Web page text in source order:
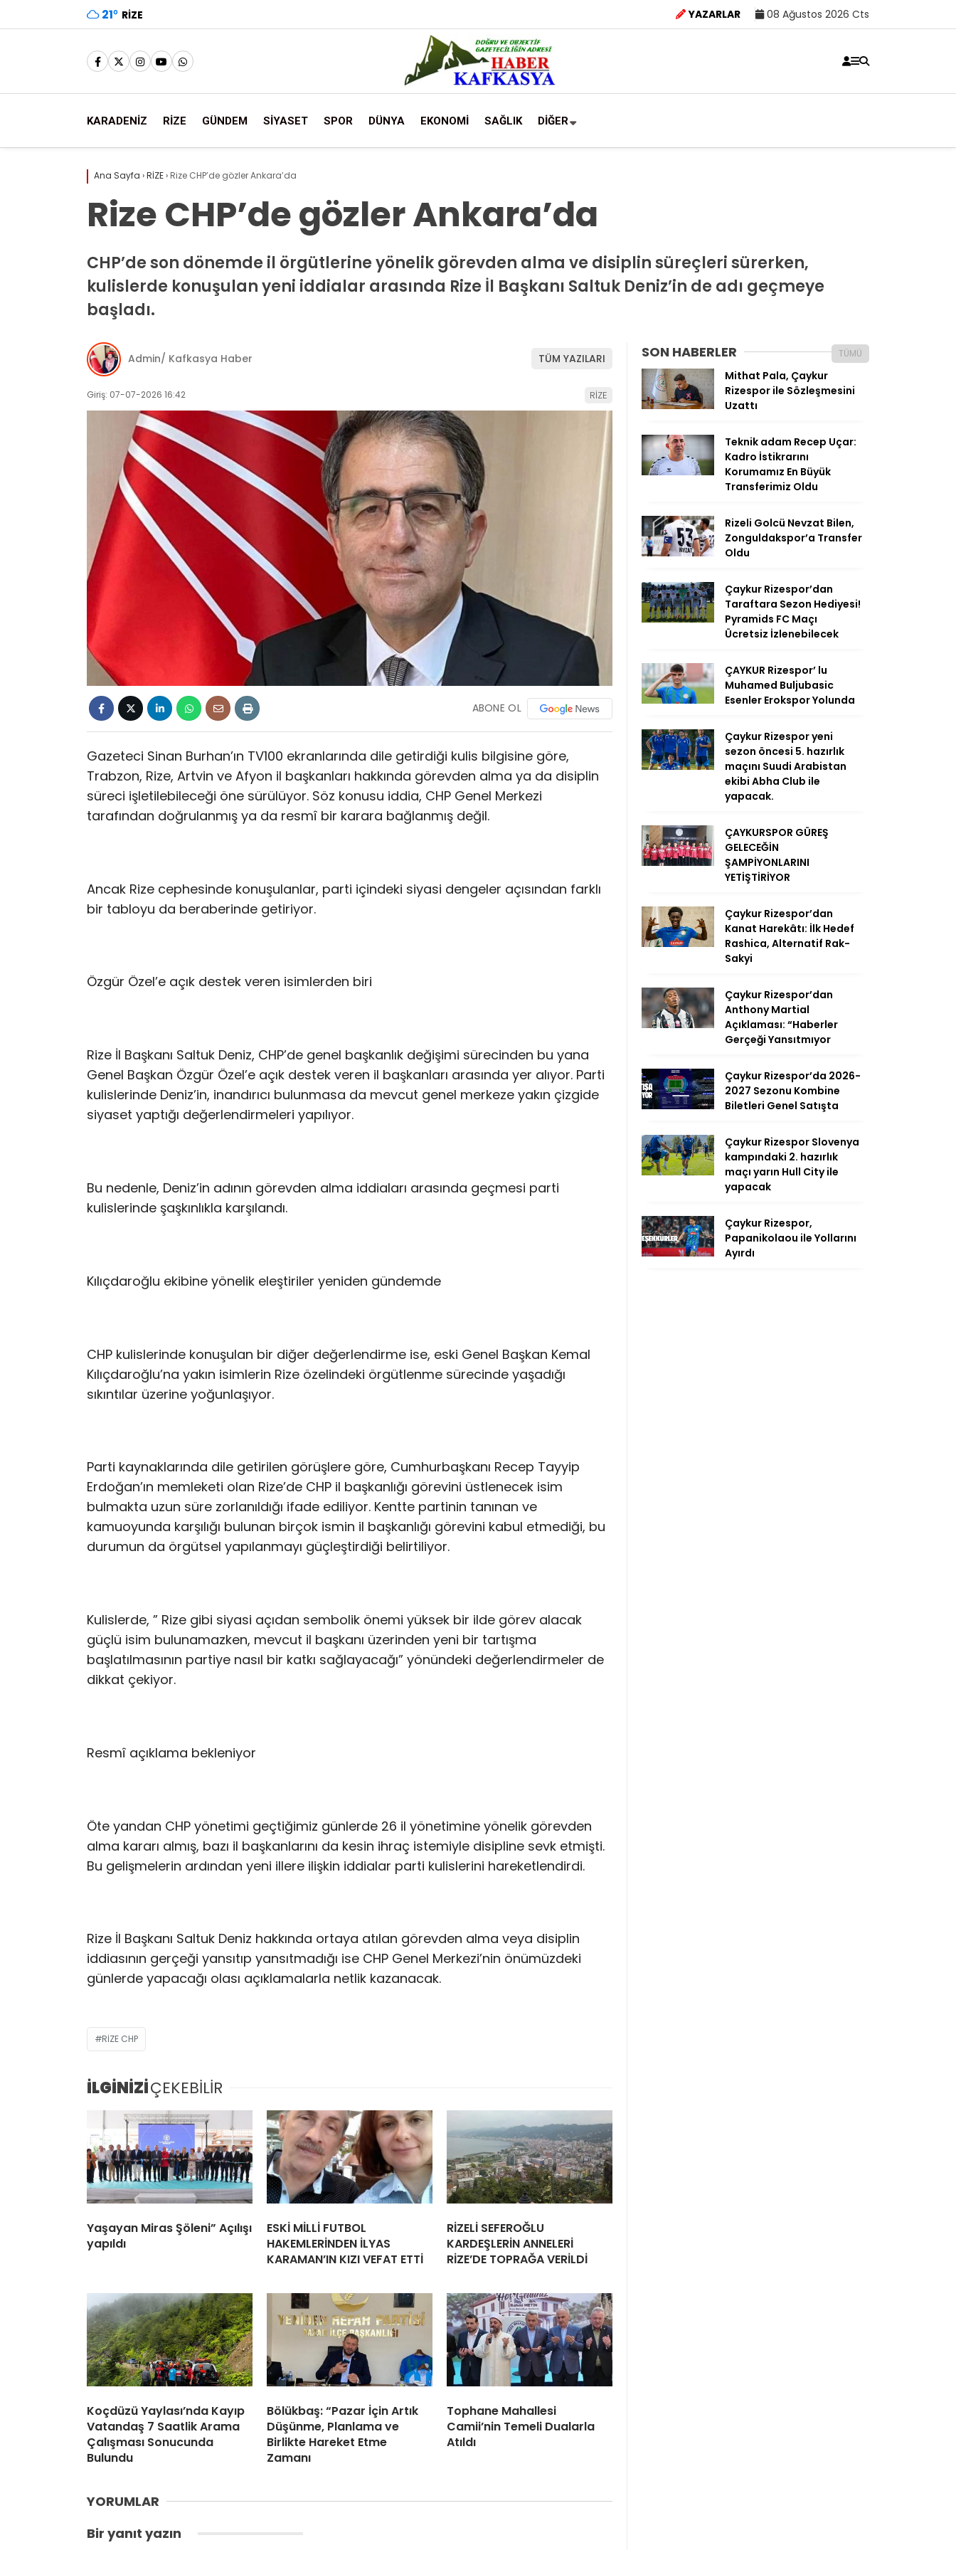
21° RIZE YAZARLAR 08 Ağustos 2026 Cts
KARADENİZ RİZE GÜNDEM SİYASET SPOR DÜNYA EKONOMİ SAĞLIK DİĞER
Ana Sayfa ›RİZE› Rize CHP’de gözler Ankara’da
Rize CHP’de gözler Ankara’da
CHP’de son dönemde il örgütlerine yönelik görevden alma ve disiplin süreçleri sürerken,
kulislerde konuşulan yeni iddialar arasında Rize İl Başkanı Saltuk Deniz’in de adı geçmeye
başladı.
Admin/ Kafkasya Haber TÜM YAZILARI
Giriş: 07-07-2026 16:42 RİZE
ABONE OL
Gazeteci Sinan Burhan’ın TV100 ekranlarında dile getirdiği kulis bilgisine göre,
Trabzon, Rize, Artvin ve Afyon il başkanları hakkında görevden alma ya da disiplin
süreci işletilebileceği öne sürülüyor. Söz konusu iddia, CHP Genel Merkezi
tarafından doğrulanmış ya da resmî bir karara bağlanmış değil.
Ancak Rize cephesinde konuşulanlar, parti içindeki siyasi dengeler açısından farklı
bir tabloyu da beraberinde getiriyor.
Özgür Özel’e açık destek veren isimlerden biri
Rize İl Başkanı Saltuk Deniz, CHP’de genel başkanlık değişimi sürecinden bu yana
Genel Başkan Özgür Özel’e açık destek veren il başkanları arasında yer alıyor. Parti
kulislerinde Deniz’in, inandırıcı bulunmasa da mevcut genel merkeze yakın çizgide
siyaset yaptığı değerlendirmeleri yapılıyor.
Bu nedenle, Deniz’in adının görevden alma iddiaları arasında geçmesi parti
kulislerinde şaşkınlıkla karşılandı.
Kılıçdaroğlu ekibine yönelik eleştiriler yeniden gündemde
CHP kulislerinde konuşulan bir diğer değerlendirme ise, eski Genel Başkan Kemal
Kılıçdaroğlu’na yakın isimlerin Rize özelindeki örgütlenme sürecinde yaşadığı
sıkıntılar üzerine yoğunlaşıyor.
Parti kaynaklarında dile getirilen görüşlere göre, Cumhurbaşkanı Recep Tayyip
Erdoğan’ın memleketi olan Rize’de CHP il başkanlığı görevini üstlenecek isim
bulmakta uzun süre zorlanıldığı ifade ediliyor. Kentte partinin tanınan ve
kamuoyunda karşılığı bulunan birçok ismin il başkanlığı görevini kabul etmediği, bu
durumun da örgütsel yapılanmayı güçleştirdiği belirtiliyor.
Kulislerde, ” Rize gibi siyasi açıdan sembolik önemi yüksek bir ilde görev alacak
güçlü isim bulunamazken, mevcut il başkanı üzerinden yeni bir tartışma
başlatılmasının partiye nasıl bir katkı sağlayacağı” yönündeki değerlendirmeler de
dikkat çekiyor.
Resmî açıklama bekleniyor
Öte yandan CHP yönetimi geçtiğimiz günlerde 26 il yönetimine yönelik görevden
alma kararı almış, bazı il başkanlarını da kesin ihraç istemiyle disipline sevk etmişti.
Bu gelişmelerin ardından yeni illere ilişkin iddialar parti kulislerini hareketlendirdi.
Rize İl Başkanı Saltuk Deniz hakkında ortaya atılan görevden alma veya disiplin
iddiasının gerçeği yansıtıp yansıtmadığı ise CHP Genel Merkezi’nin önümüzdeki
günlerde yapacağı olası açıklamalarla netlik kazanacak.
RIZE CHP
İLGİNİZİÇEKEBİLİR
Yaşayan Miras Şöleni” Açılışı
yapıldı
ESKİ MİLLİ FUTBOL
HAKEMLERİNDEN İLYAS
KARAMAN’IN KIZI VEFAT ETTİ
RİZELİ SEFEROĞLU
KARDEŞLERİN ANNELERİ
RİZE’DE TOPRAĞA VERİLDİ
Koçdüzü Yaylası’nda Kayıp
Vatandaş 7 Saatlik Arama
Çalışması Sonucunda
Bulundu
Bölükbaş: “Pazar İçin Artık
Düşünme, Planlama ve
Birlikte Hareket Etme
Zamanı
Tophane Mahallesi
Camii’nin Temeli Dualarla
Atıldı
YORUMLAR
Bir yanıt yazın
SON HABERLER TÜMÜ
Mithat Pala, Çaykur
Rizespor ile Sözleşmesini
Uzattı
Teknik adam Recep Uçar:
Kadro İstikrarını
Korumamız En Büyük
Transferimiz Oldu
Rizeli Golcü Nevzat Bilen,
Zonguldakspor’a Transfer
Oldu
Çaykur Rizespor’dan
Taraftara Sezon Hediyesi!
Pyramids FC Maçı
Ücretsiz İzlenebilecek
ÇAYKUR Rizespor’ lu
Muhamed Buljubasic
Esenler Erokspor Yolunda
Çaykur Rizespor yeni
sezon öncesi 5. hazırlık
maçını Suudi Arabistan
ekibi Abha Club ile
yapacak.
ÇAYKURSPOR GÜREŞ
GELECEĞİN
ŞAMPİYONLARINI
YETİŞTİRİYOR
Çaykur Rizespor’dan
Kanat Harekâtı: İlk Hedef
Rashica, Alternatif Rak-
Sakyi
Çaykur Rizespor’dan
Anthony Martial
Açıklaması: “Haberler
Gerçeği Yansıtmıyor
Çaykur Rizespor’da 2026-
2027 Sezonu Kombine
Biletleri Genel Satışta
Çaykur Rizespor Slovenya
kampındaki 2. hazırlık
maçı yarın Hull City ile
yapacak
Çaykur Rizespor,
Papanikolaou ile Yollarını
Ayırdı